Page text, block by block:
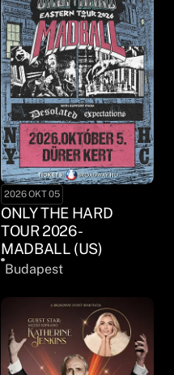
2026 OKT 05
ONLY THE HARD
TOUR 2026 -
MADBALL (US)
Budapest